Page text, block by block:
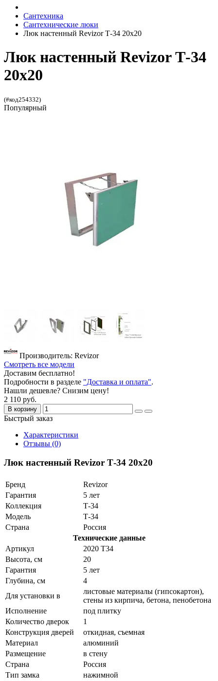
Сантехника
Сантехнические люки
Люк настенный Revizor Т-34 20x20
Люк настенный Revizor Т-34
20x20
(#код254332)
Популярный
Производитель: Revizor
Смотреть все модели
Доставим бесплатно!
Подробности в разделе "Доставка и оплата".
Нашли дешевле? Снизим цену!
2 110 руб.
В корзину
Быстрый заказ
Характеристики
Отзывы (0)
Люк настенный Revizor Т-34 20x20
Бренд
Revizor
Гарантия
5 лет
Коллекция
Т-34
Модель
Т-34
Страна
Россия
Технические данные
Артикул
2020 Т34
Высота, см
20
Гарантия
5 лет
Глубина, см
4
Для установки в
листовые материалы (гипсокартон),
стены из кирпича, бетона, пенобетона
Исполнение
под плитку
Количество дверок
1
Конструкция дверей
откидная, съемная
Материал
алюминий
Размещение
в стену
Страна
Россия
Тип замка
нажимной